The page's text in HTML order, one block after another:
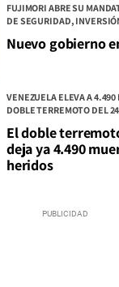
FUJIMORI ABRE SU
DE SEGURIDAD,
Nuevo gobierno
VENEZUELA ELEVA A 4.490
DOBLE TERREMOTO DEL
El doble
deja ya 4.490
heridos